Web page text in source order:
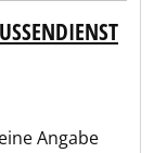
–
Angabe